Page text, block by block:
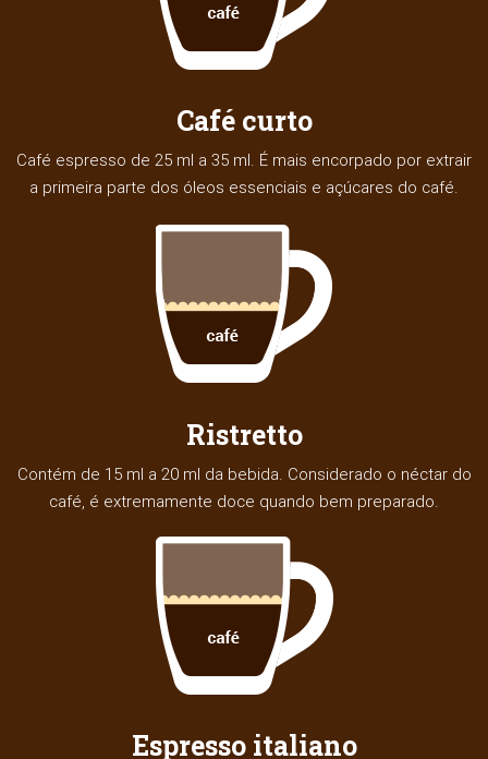
Café curto
Café espresso de 25 ml a 35 ml. É mais encorpado por extrair
a primeira parte dos óleos essenciais e açúcares do café.
Ristretto
Contém de 15 ml a 20 ml da bebida. Considerado o néctar do
café, é extremamente doce quando bem preparado.
Espresso italiano